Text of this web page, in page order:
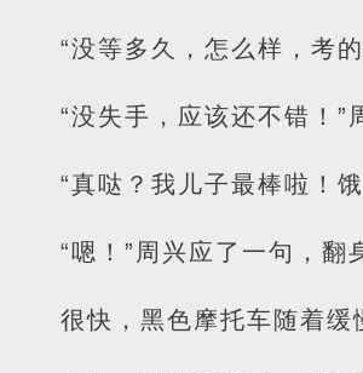
“没等多久，怎么样，考
“没失手，应该还不错！”
“真哒？我儿子最棒啦！
“嗯！”周兴应了一句，翻
很快，黑色摩托车随着